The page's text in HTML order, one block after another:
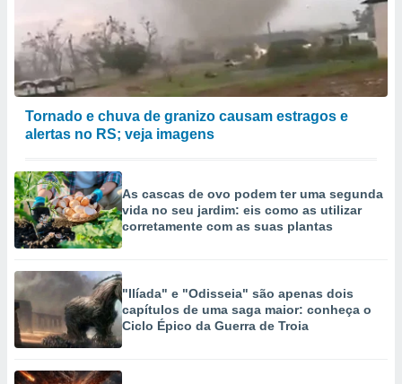
Tornado e chuva de granizo causam estragos e
alertas no RS; veja imagens
As cascas de ovo podem ter uma segunda
vida no seu jardim: eis como as utilizar
corretamente com as suas plantas
"Ilíada" e "Odisseia" são apenas dois
capítulos de uma saga maior: conheça o
Ciclo Épico da Guerra de Troia